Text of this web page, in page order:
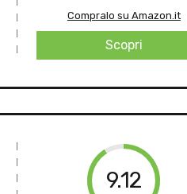
Compralo su Amazon.it
Scopri
9.12